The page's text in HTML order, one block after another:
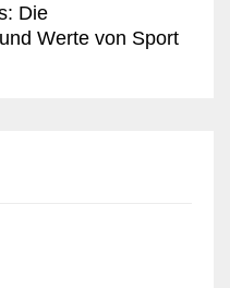
Die
Werte von Sport